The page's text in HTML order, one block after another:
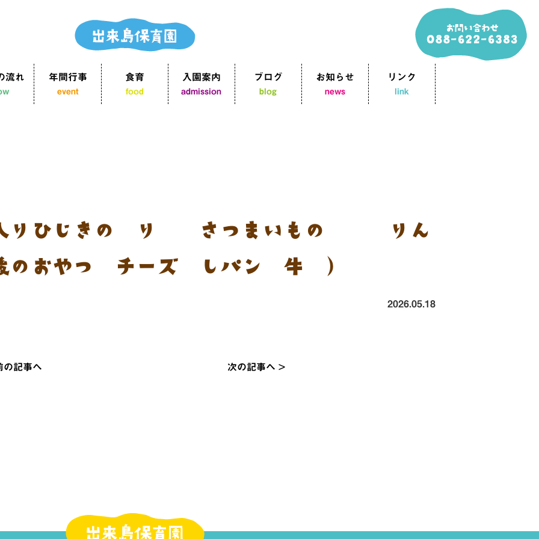
流れ 年間行事
event
食育
food
入園案内
admission
ブログ
blog
お知らせ
news
リンク
link
りひじきの炒り煮 さつまいもの甘煮 りん
のおやつ：チーズ蒸しパン 牛乳）
2026.05.18
の記事へ 次の記事へ >